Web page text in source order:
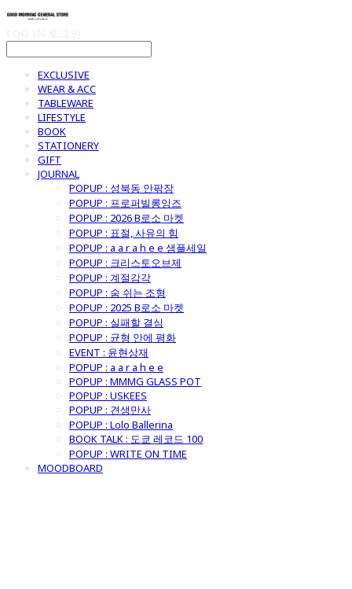
EXCLUSIVE
WEAR & ACC
TABLEWARE
LIFESTYLE
BOOK
STATIONERY
GIFT
JOURNAL
POPUP : 성북동 안팎장
POPUP : 프로퍼빌롱잉즈
POPUP : 2026 B로소 마켓
POPUP : 표절, 사유의 힘
POPUP : a a r a h e e 샘플세일
POPUP : 크리스토오브제
POPUP : 계절감각
POPUP : 숨 쉬는 조형
POPUP : 2025 B로소 마켓
POPUP : 실패할 결심
POPUP : 균형 안에 평화
EVENT : 윤현상재
POPUP : a a r a h e e
POPUP : MMMG GLASS POT
POPUP : USKEES
POPUP : 견생만사
POPUP : Lolo Ballerina
BOOK TALK : 도쿄 레코드 100
POPUP : WRITE ON TIME
MOODBOARD